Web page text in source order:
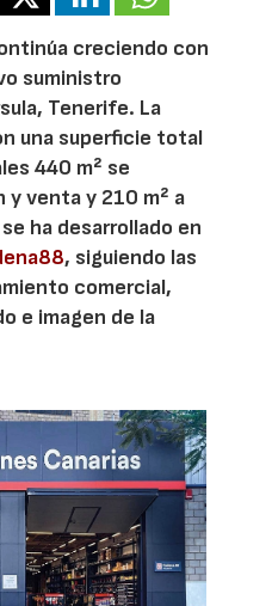
creciendo con
suministro
Tenerife. La
una superficie total
440 m² se
venta y 210 m² a
ha desarrollado en
, siguiendo las
comercial,
e imagen de la